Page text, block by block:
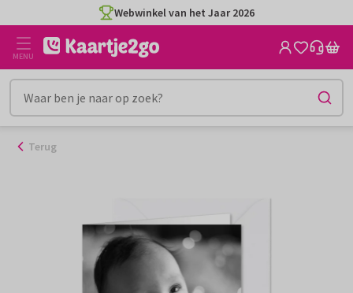
naar
inhoud
Webwinkel van het Jaar 2026
MENU
Terug